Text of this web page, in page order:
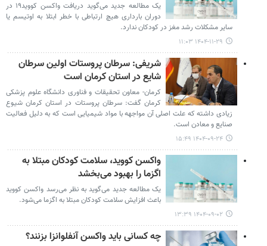
یک مطالعه جدید می‌گوید دریافت واکسن کووید۱۹ در
دوران بارداری هیچ ارتباطی با خطر ابتلا به اوتیسم یا
سایر مشکلات رشد مغز در کودکان ندارد.
۱۴۰۴-۱۱-۲۹ ۱۱:۰۳
شریفی: سرطان پروستات اولین سرطان
شایع در استان کرمان است
کرمان- معاون تحقیقات و فناوری دانشگاه علوم پزشکی
کرمان گفت: سرطان پروستات در استان کرمان شیوع
زیادی داشته که علت اصلی آن مواجهه با مواد شیمیایی است که به دلیل فعالیت
صنایع و معادن است.
۱۴۰۴-۰۹-۲۴ ۱۵:۴۹
واکسن کووید، سلامت کودکان مبتلا به
اگزما را بهبود می‌بخشد
یک مطالعه جدید می‌گوید به نظر می‌رسد واکسن کووید
باعث افزایش سلامت کودکان مبتلا به اگزما می‌شود.
۱۴۰۴-۰۹-۰۲ ۱۳:۳۹
چه کسانی باید واکسن آنفلوانزا بزنند؟